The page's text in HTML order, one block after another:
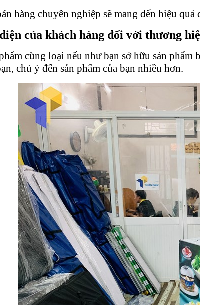
hàng chuyên nghiệp sẽ mang đến hiệu
của khách hàng đối với thương
cùng loại nếu như bạn sở hữu sản
chú ý đến sản phẩm của bạn nhiều hơn.